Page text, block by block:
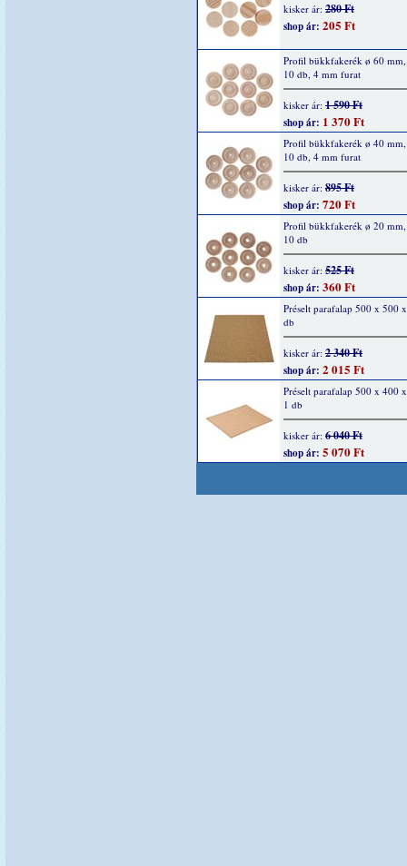
kisker ár: 280 Ft
shop ár: 205 Ft
Profil bükkfakerék ø 60
10 db, 4 mm furat
kisker ár: 1 590 Ft
shop ár: 1 370 Ft
Profil bükkfakerék ø 40
10 db, 4 mm furat
kisker ár: 895 Ft
shop ár: 720 Ft
Profil bükkfakerék ø 20
10 db
kisker ár: 525 Ft
shop ár: 360 Ft
Préselt parafalap 500 x 500
db
kisker ár: 2 340 Ft
shop ár: 2 015 Ft
Préselt parafalap 500 x 400
1 db
kisker ár: 6 040 Ft
shop ár: 5 070 Ft